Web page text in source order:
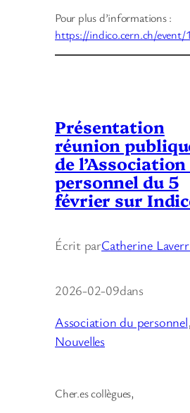
Pour plus d’informations :
https://indico.cern.ch/event/
Présentation
réunion
de
personnel du 5
février sur
Écrit parCatherine
2026-02-09dans
Association du personnel
Nouvelles
Cher.es collègues,